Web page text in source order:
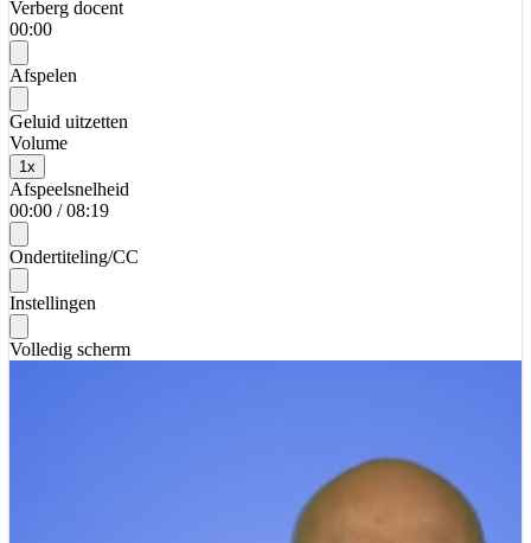
Verberg docent
00:00
Afspelen
Geluid uitzetten
Volume
1 x
Afspeelsnelheid
00:00 / 08:19
Ondertiteling/CC
Instellingen
Volledig scherm